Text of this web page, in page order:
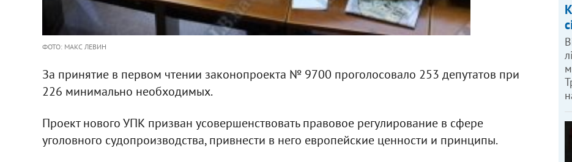
ФОТО: МАКС ЛЕВИН
За принятие в первом чтении законопроекта № 9700 проголосовало 253 депутатов при
226 минимально необходимых.
Проект нового УПК призван усовершенствовать правовое регулирование в сфере
уголовного судопроизводства, привнести в него европейские ценности и принципы.